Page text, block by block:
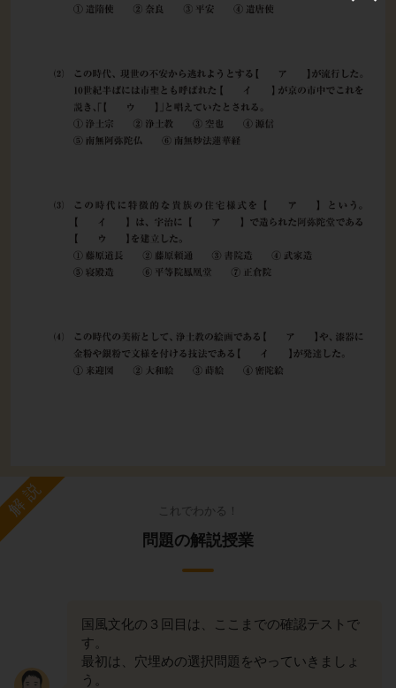
解説 これでわかる！
問題の解説授業
国風文化の３回目は、ここまでの確認テストで
す。
最初は、穴埋めの選択問題をやっていきましょ
う。